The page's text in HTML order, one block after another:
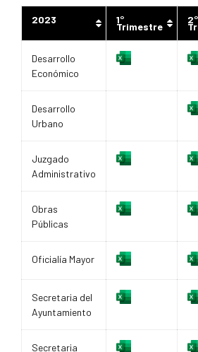
2023 1°
Trimestre
2°
Desarrollo
Económico
Desarrollo
Urbano
Juzgado
Administrativo
Obras
Públicas
Oficialía Mayor
Secretaria del
Ayuntamiento
Secretaria